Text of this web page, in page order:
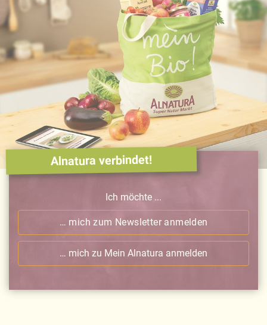
Alnatura verbindet!
Ich möchte ...
… mich zum Newsletter anmelden
… mich zu Mein Alnatura anmelden